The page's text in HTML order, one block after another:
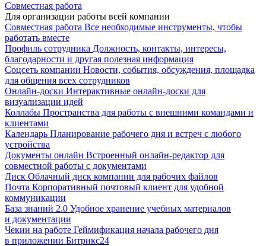
Совместная работа
Для организации работы всей компании
Совместная работа Все необходимые инструменты, чтобы
работать вместе
Профиль сотрудника Должность, контакты, интересы,
благодарности и другая полезная информация
Соцсеть компании Новости, события, обсуждения, площадка
для общения всех сотрудников
Онлайн-доски Интерактивные онлайн-доски для
визуализации идей
Коллабы Пространства для работы с внешними командами и
клиентами
Календарь Планирование рабочего дня и встреч с любого
устройства
Документы онлайн Встроенный онлайн-редактор для
совместной работы с документами
Диск Облачный диск компании для рабочих файлов
Почта Корпоративный почтовый клиент для удобной
коммуникации
База знаний 2.0 Удобное хранение учебных материалов
и документации
Чекин на работе Геймификация начала рабочего дня
в приложении Битрикс24